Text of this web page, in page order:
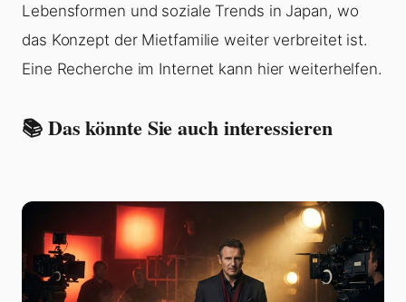
Lebensformen und soziale Trends in Japan, wo
das Konzept der Mietfamilie weiter verbreitet ist.
Eine Recherche im Internet kann hier weiterhelfen.
📚 Das könnte Sie auch interessieren